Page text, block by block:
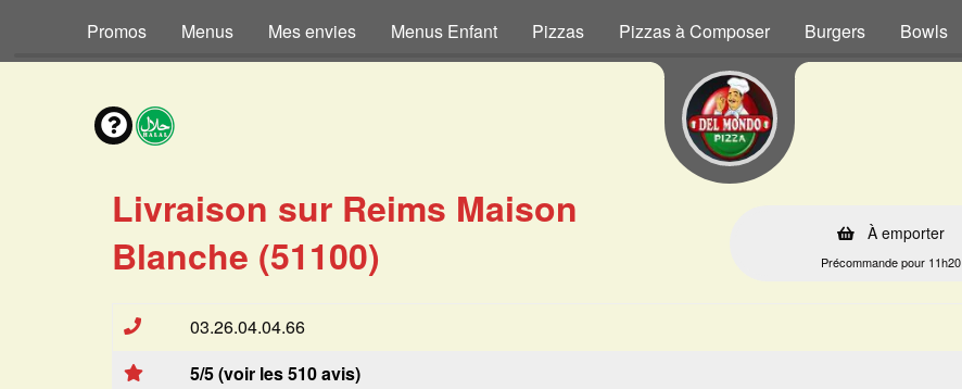
Promos Menus Mes envies Menus Enfant Pizzas Pizzas à Composer Burgers Bowls
Livraison sur Reims Maison
Blanche (51100)
À emporter
Précommande pour 11h20
03.26.04.04.66
5/5 (voir les 510 avis)